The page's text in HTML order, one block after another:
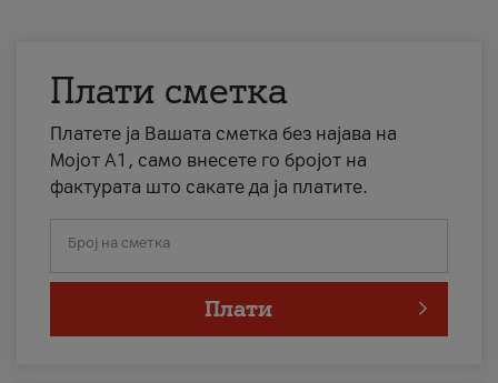
Плати сметка
Платете ја Вашата сметка без најава на
Мојот А1, само внесете го бројот на
фактурата што сакате да ја платите.
Број на сметка
Плати